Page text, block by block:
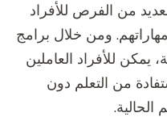
من الفرص للأفراد
ومن خلال برامج
يمكن للأفراد العاملين
من التعلم دون
الحالية.